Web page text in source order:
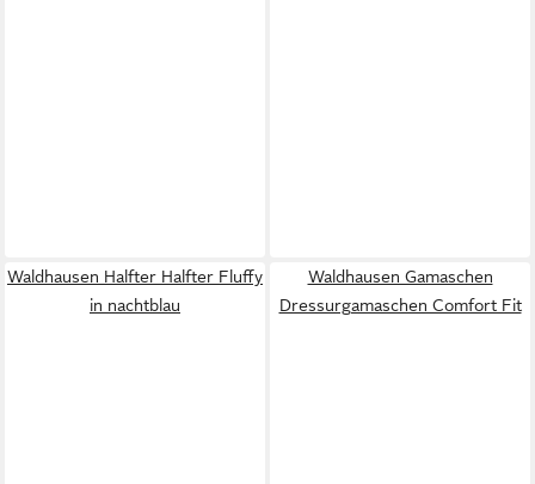
Waldhausen Halfter Halfter Fluffy
in nachtblau
Waldhausen Gamaschen
Dressurgamaschen Comfort Fit